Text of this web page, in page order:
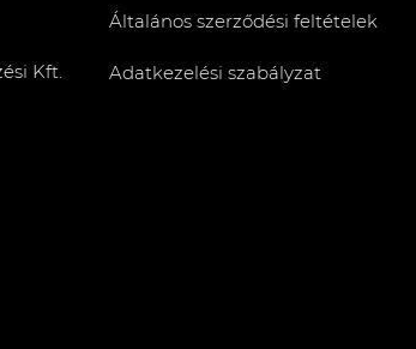
Kft.
Általános szerződési feltételek
Adatkezelési szabályzat